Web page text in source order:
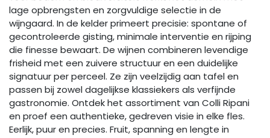
lage opbrengsten en zorgvuldige selectie in de
wijngaard. In de kelder primeert precisie: spontane of
gecontroleerde gisting, minimale interventie en rijping
die finesse bewaart. De wijnen combineren levendige
frisheid met een zuivere structuur en een duidelijke
signatuur per perceel. Ze zijn veelzijdig aan tafel en
passen bij zowel dagelijkse klassiekers als verfijnde
gastronomie. Ontdek het assortiment van Colli Ripani
en proef een authentieke, gedreven visie in elke fles.
Eerlijk, puur en precies. Fruit, spanning en lengte in